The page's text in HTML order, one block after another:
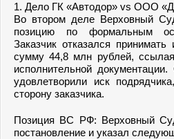
1. Дело ГК «Автодор» vs ООО
Во втором деле Верховный
позицию по формальным
Заказчик отказался
сумму 44,8 млн рублей,
исполнительной
удовлетворили иск
сторону заказчика.
Позиция ВС РФ: Верховный
постановление и указал